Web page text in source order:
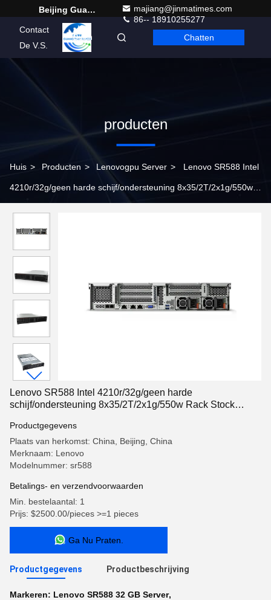
Beijing Guangtian Runze Technology Co., Ltd.
majiang@jinmatimes.com
86-- 18910255277
Contact
De V.S.
Dutch Chatten
producten
Huis > Producten > Lenovogpu Server > Lenovo SR588 Intel
4210r/32g/geen harde schijf/ondersteuning 8x35/2T/2x1g/550w
Lenovo SR588 Intel 4210r/32g/geen harde
schijf/ondersteuning 8x35/2T/2x1g/550w Rack Stock
Productgegevens
Plaats van herkomst: China, Beijing, China
Merknaam: Lenovo
Modelnummer: sr588
Betalings- en verzendvoorwaarden
Min. bestelaantal: 1
Prijs: $2500.00/pieces >=1 pieces
Ga Nu Praten.
Productgegevens Productbeschrijving
Markeren: Lenovo SR588 32 GB Server,